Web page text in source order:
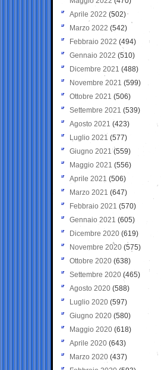
Aprile 2022 (502)
Marzo 2022 (542)
Febbraio 2022 (494)
Gennaio 2022 (510)
Dicembre 2021 (488)
Novembre 2021 (599)
Ottobre 2021 (506)
Settembre 2021 (539)
Agosto 2021 (423)
Luglio 2021 (577)
Giugno 2021(559)
Maggio 2021 (556)
Aprile 2021 (506)
Marzo 2021 (647)
Febbraio 2021 (570)
Gennaio 2021 (605)
Dicembre 2020 (619)
Novembre 2020 (575)
Ottobre 2020 (638)
Settembre 2020(465)
Agosto 2020 (588)
Luglio 2020 (597)
Giugno 2020 (580)
Maggio 2020 (618)
Aprile 2020 (643)
Marzo 2020 (437)